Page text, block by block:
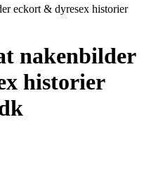
eckort & dyresex historier
nakenbilder
historier